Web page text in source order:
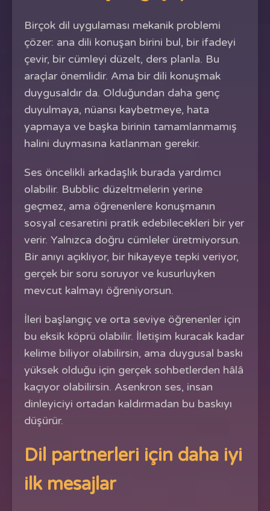
Birçok dil uygulaması mekanik problemi
çözer: ana dili konuşan birini bul, bir ifadeyi
çevir, bir cümleyi düzelt, ders planla. Bu
araçlar önemlidir. Ama bir dili konuşmak
duygusaldır da. Olduğundan daha genç
duyulmaya, nüansı kaybetmeye, hata
yapmaya ve başka birinin tamamlanmamış
halini duymasına katlanman gerekir.
Ses öncelikli arkadaşlık burada yardımcı
olabilir. Bubblic düzeltmelerin yerine
geçmez, ama öğrenenlere konuşmanın
sosyal cesaretini pratik edebilecekleri bir yer
verir. Yalnızca doğru cümleler üretmiyorsun.
Bir anıyı açıklıyor, bir hikayeye tepki veriyor,
gerçek bir soru soruyor ve kusurluyken
mevcut kalmayı öğreniyorsun.
İleri başlangıç ve orta seviye öğrenenler için
bu eksik köprü olabilir. İletişim kuracak kadar
kelime biliyor olabilirsin, ama duygusal baskı
yüksek olduğu için gerçek sohbetlerden hâlâ
kaçıyor olabilirsin. Asenkron ses, insan
dinleyiciyi ortadan kaldırmadan bu baskıyı
düşürür.
Dil partnerleri için daha iyi
ilk mesajlar